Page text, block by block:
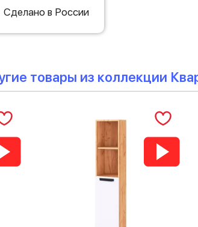
Сделано в России
товары из коллекции